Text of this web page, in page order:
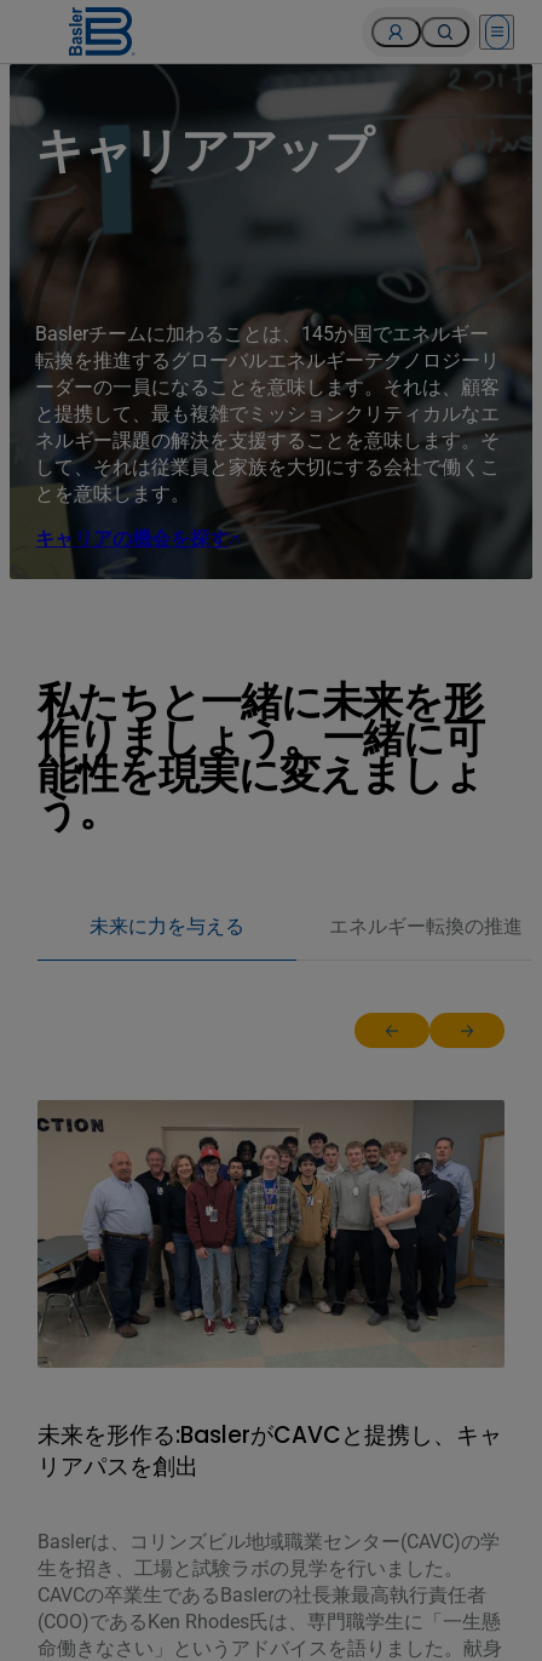
Open
キャリアアップ
Baslerチームに加わることは、145か国でエネルギー
転換を推進するグローバルエネルギーテクノロジーリ
ーダーの一員になることを意味します。それは、顧客
と提携して、最も複雑でミッションクリティカルなエ
ネルギー課題の解決を支援することを意味します。そ
して、それは従業員と家族を大切にする会社で働くこ
とを意味します。
キャリアの機会を探す
私たちと一緒に未来を形
作りましょう。一緒に可
能性を現実に変えましょ
う。
未来に力を与える エネルギー転換の推進
Return to previous
Jump to
未来を形作る:BaslerがCAVCと提携し、キャ
リアパスを創出
Baslerは、コリンズビル地域職業センター(CAVC)の学
生を招き、工場と試験ラボの見学を行いました。
CAVCの卒業生であるBaslerの社長兼最高執行責任者
(COO)であるKen Rhodes氏は、専門職学生に「一生懸
命働きなさい」というアドバイスを語りました。献身